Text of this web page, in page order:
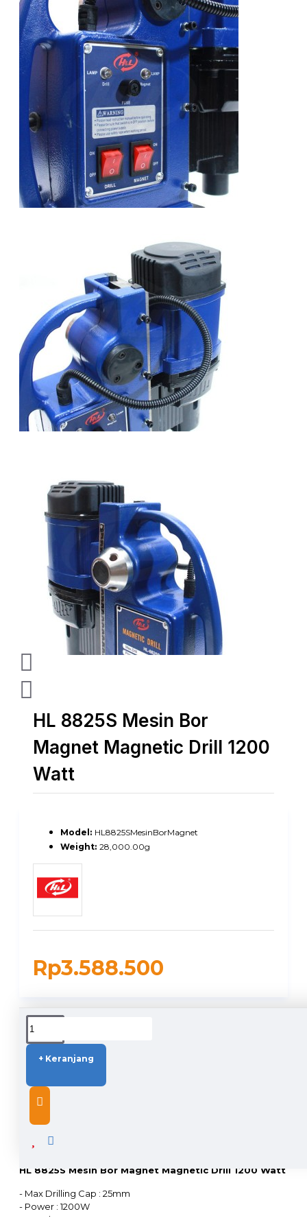
HL 8825S Mesin Bor
Magnet Magnetic Drill 1200
Watt
Rp3.588.500
Model: HL8825SMesinBorMagnet
Weight: 28,000.00g
+ Keranjang
DUKUNGAN PENGIRIMAN
DESCRIPTION
HL 8825S Mesin Bor Magnet Magnetic Drill 1200 Watt
- Max Drilling Cap : 25mm
- Power : 1200W
- Travel : 180mm